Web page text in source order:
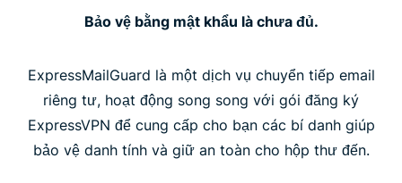
Bảo vệ bằng mật khẩu là chưa đủ.
ExpressMailGuard là một dịch vụ chuyển tiếp email
riêng tư, hoạt động song song với gói đăng ký
ExpressVPN để cung cấp cho bạn các bí danh giúp
bảo vệ danh tính và giữ an toàn cho hộp thư đến.